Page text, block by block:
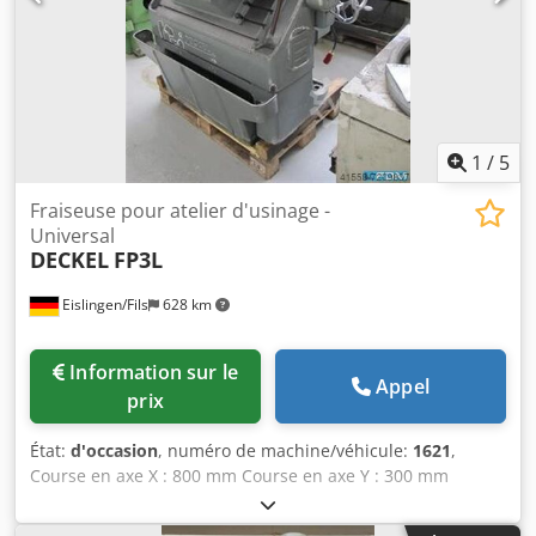
1 / 5
Eislingen/Fils 628 km
Fraiseuse pour atelier d'usinage -
Universal
DECKEL FP3L
prix
Appel
État: d'occasion, numéro de machine/véhicule: 1621,
Course en axe X : 800 mm Course en axe Y : 300 mm
Course en axe Z : 400 mm Dimensions de la table : 1000 x
440 mm Interface de montage d'outil : SK40 Vitesses de